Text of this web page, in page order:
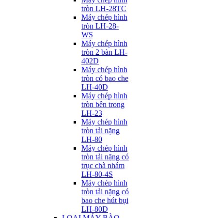
tròn LH-28TC
Máy chép hình
tròn LH-28-
WS
Máy chép hình
tròn 2 bàn LH-
402D
Máy chép hình
tròn có bao che
LH-40D
Máy chép hình
tròn bên trong
LH-23
Máy chép hình
tròn tải nặng
LH-80
Máy chép hình
tròn tải nặng có
trục chà nhám
LH-80-4S
Máy chép hình
tròn tải nặng có
bao che hút bụi
LH-80D